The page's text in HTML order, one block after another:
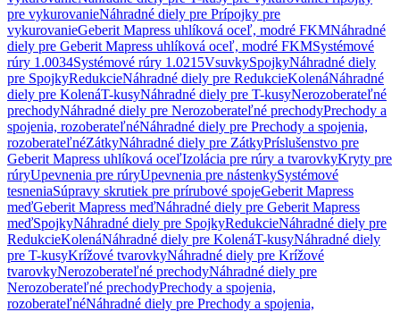
pre vykurovanieNáhradné diely pre Prípojky pre
vykurovanieGeberit Mapress uhlíková oceľ, modré FKMNáhradné
diely pre Geberit Mapress uhlíková oceľ, modré FKMSystémové
rúry 1.0034Systémové rúry 1.0215VsuvkySpojkyNáhradné diely
pre SpojkyRedukcieNáhradné diely pre RedukcieKolenáNáhradné
diely pre KolenáT-kusyNáhradné diely pre T-kusyNerozoberateľné
prechodyNáhradné diely pre Nerozoberateľné prechodyPrechody a
spojenia, rozoberateľnéNáhradné diely pre Prechody a spojenia,
rozoberateľnéZátkyNáhradné diely pre ZátkyPríslušenstvo pre
Geberit Mapress uhlíková oceľIzolácia pre rúry a tvarovkyKryty pre
rúryUpevnenia pre rúryUpevnenia pre nástenkySystémové
tesneniaSúpravy skrutiek pre prírubové spojeGeberit Mapress
meďGeberit Mapress meďNáhradné diely pre Geberit Mapress
meďSpojkyNáhradné diely pre SpojkyRedukcieNáhradné diely pre
RedukcieKolenáNáhradné diely pre KolenáT-kusyNáhradné diely
pre T-kusyKrížové tvarovkyNáhradné diely pre Krížové
tvarovkyNerozoberateľné prechodyNáhradné diely pre
Nerozoberateľné prechodyPrechody a spojenia,
rozoberateľnéNáhradné diely pre Prechody a spojenia,